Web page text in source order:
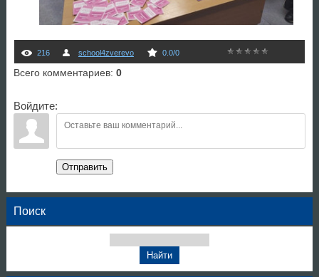
216 school4zverevo 0.0/0
Всего комментариев: 0
Войдите:
Отправить
Поиск